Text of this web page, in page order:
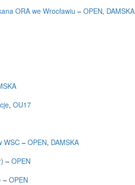
ORA we Wrocławiu –OPEN, DAMSKA
,OU17
WSC –OPEN, DAMSKA
–OPEN
–OPEN